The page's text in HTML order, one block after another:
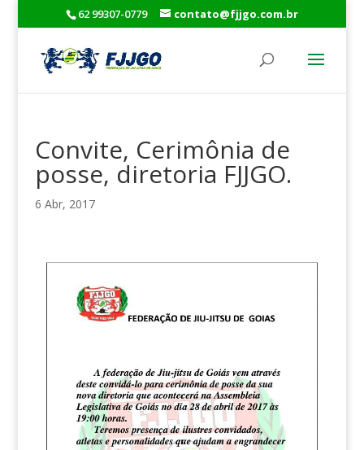
62 99307-0779 contato@fjjgo.com.br
Convite, Cerimônia de
posse, diretoria FJJGO.
6 Abr, 2017